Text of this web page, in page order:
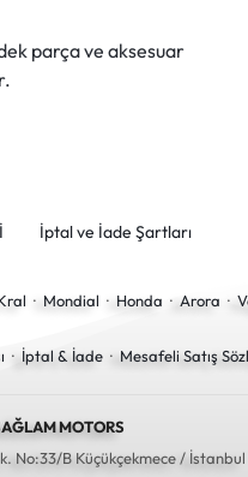
parça ve aksesuar
İptal ve İade Şartları
· Mondial · Honda · Arora ·
· İptal & İade· Mesafeli Satış
MOTORS
No:33/B Küçükçekmece / İstanbul